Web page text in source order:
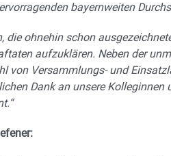
bayernweiten
die ohnehin schon
aufzuklären. Neben der
von Versammlungs- und
Dank an unsere